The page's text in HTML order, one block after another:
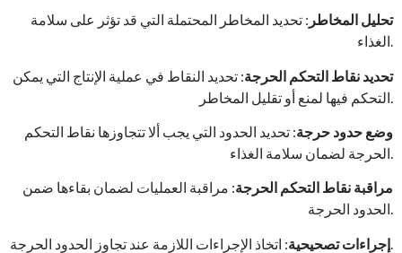
تحليل المخاطر : تحديد المخاطر المحتملة التي قد تؤثر على سلامة
الغذاء.
تحديد نقاط التحكم الحرجة: تحديد النقاط في عملية الإنتاج التي يمكن
وضع حدود حرجة: تحديد الحدود التي يجب ألا تتجاوزها نقاط التحكم
الحرجة لضمان سلامة الغذاء.
مراقبة نقاط التحكم الحرجة: مراقبة العمليات لضمان بقاءها ضمن
الحدود الحرجة.
إجراءات تصحيحية